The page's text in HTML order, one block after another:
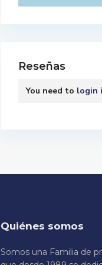
Reseñas
You need to login
Quiénes somos
Somos una Familia de